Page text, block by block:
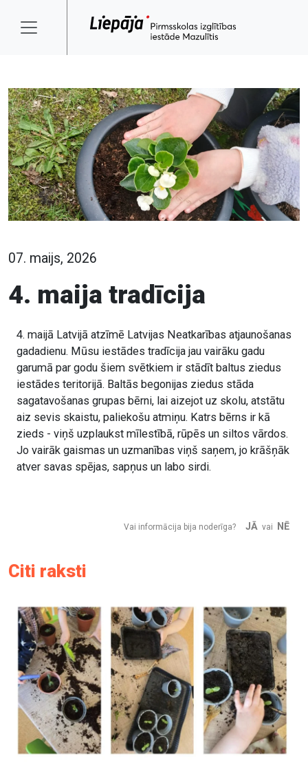
07. maijs, 2026
4. maija tradīcija
4. maijā Latvijā atzīmē Latvijas Neatkarības atjaunošanas
gadadienu. Mūsu iestādes tradīcija jau vairāku gadu
garumā par godu šiem svētkiem ir stādīt baltus ziedus
iestādes teritorijā. Baltās begonijas ziedus stāda
sagatavošanas grupas bērni, lai aizejot uz skolu, atstātu
aiz sevis skaistu, paliekošu atmiņu. Katrs bērns ir kā
zieds - viņš uzplaukst mīlestībā, rūpēs un siltos vārdos.
Jo vairāk gaismas un uzmanības viņš saņem, jo krāšņāk
atver savas spējas, sapņus un labo sirdi.
Vai informācija bija noderīga? JĀ vai NĒ
Citi raksti